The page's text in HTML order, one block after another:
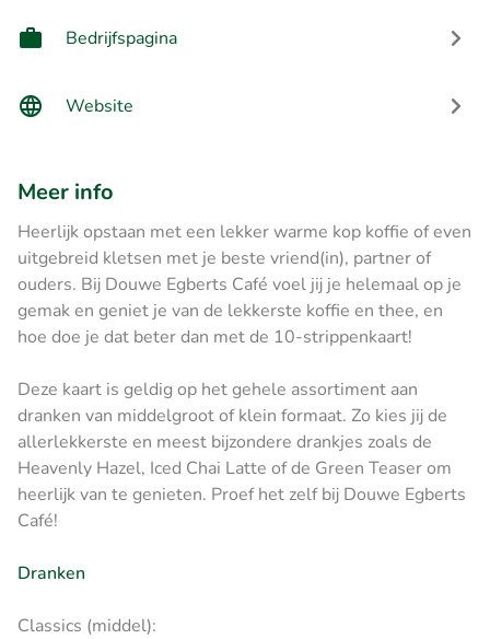
Bedrijfspagina
Website
Meer info
Heerlijk opstaan met een lekker warme kop koffie of even
uitgebreid kletsen met je beste vriend(in), partner of
ouders. Bij Douwe Egberts Café voel jij je helemaal op je
gemak en geniet je van de lekkerste koffie en thee, en
hoe doe je dat beter dan met de 10-strippenkaart!
Deze kaart is geldig op het gehele assortiment aan
dranken van middelgroot of klein formaat. Zo kies jij de
allerlekkerste en meest bijzondere drankjes zoals de
Heavenly Hazel, Iced Chai Latte of de Green Teaser om
heerlijk van te genieten. Proef het zelf bij Douwe Egberts
Café!
Dranken
Classics (middel):